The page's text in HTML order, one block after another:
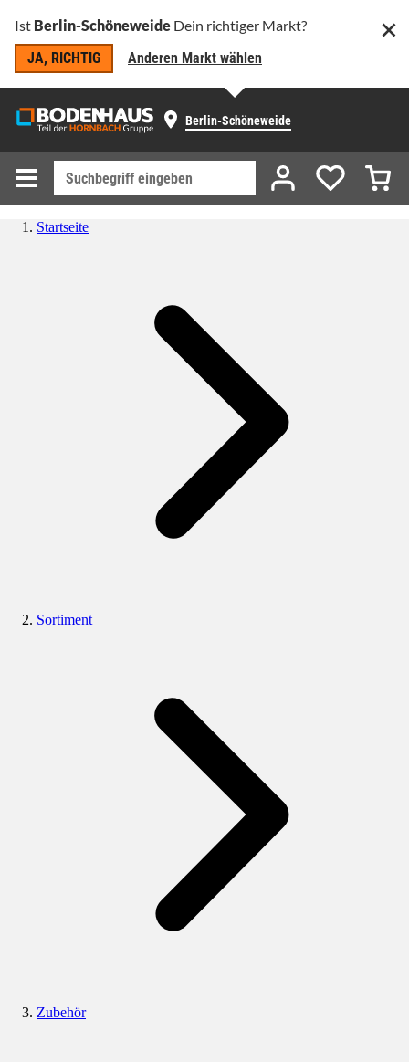
Ist Berlin-Schöneweide Dein richtiger Markt?
JA, RICHTIG
Anderen Markt wählen
Berlin-Schöneweide
Startseite
Sortiment
Zubehör